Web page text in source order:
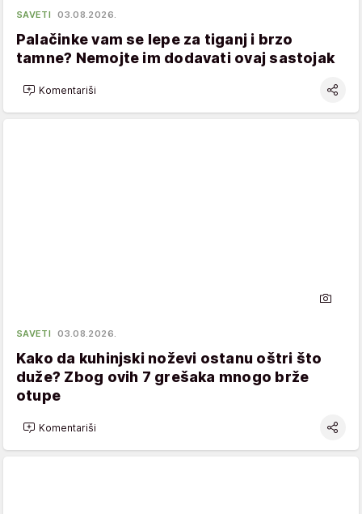
SAVETI 03.08.2026.
Palačinke vam se lepe za tiganj i brzo
tamne? Nemojte im dodavati ovaj sastojak
Komentariši
SAVETI 03.08.2026.
Kako da kuhinjski noževi ostanu oštri što
duže? Zbog ovih 7 grešaka mnogo brže
otupe
Komentariši